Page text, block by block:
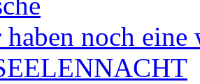
haben noch